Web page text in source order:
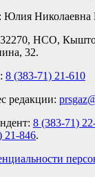
Юлия Николаевна
НСО,
32.
8 (383-71) 21-610
редакции:
8 (383-71)
21-846.